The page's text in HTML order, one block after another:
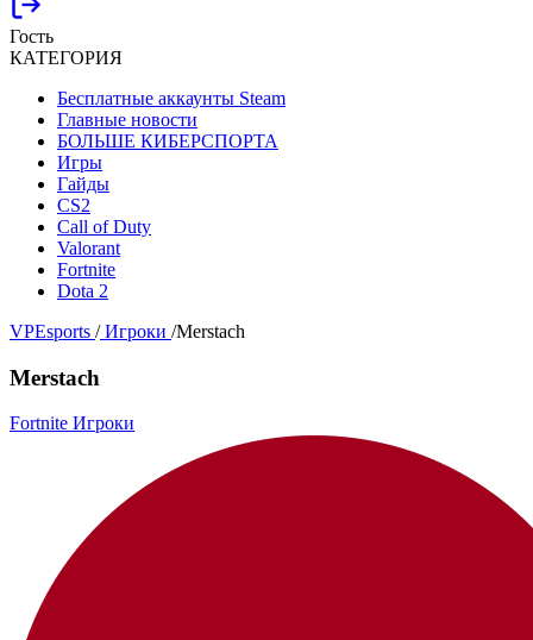
Гость
КАТЕГОРИЯ
Бесплатные аккаунты Steam
Главные новости
БОЛЬШЕ КИБЕРСПОРТА
Игры
Гайды
CS2
Call of Duty
Valorant
Fortnite
Dota 2
VPEsports / Игроки /Merstach
Merstach
Fortnite Игроки